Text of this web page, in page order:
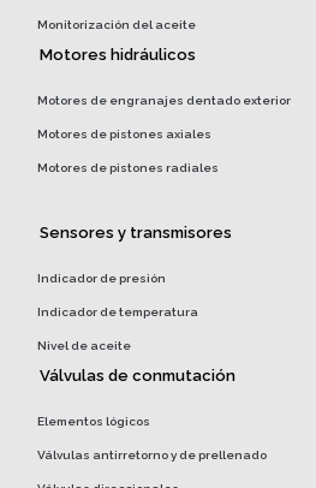
Monitorización del aceite
Motores hidráulicos
Motores de engranajes dentado exterior
Motores de pistones axiales
Motores de pistones radiales
Sensores y transmisores
Indicador de presión
Indicador de temperatura
Nivel de aceite
Válvulas de conmutación
Elementos lógicos
Válvulas antirretorno y de prellenado